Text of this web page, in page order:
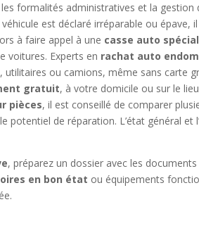
formalités administratives et la
est déclaré irréparable ou épave,
à faire appel à une casse auto
voitures. Experts en rachat auto
utilitaires ou camions, même sans carte
gratuit, à votre domicile ou sur le
pièces, il est conseillé de comparer
potentiel de réparation. L’état général
, préparez un dossier avec les
en bon état ou équipements